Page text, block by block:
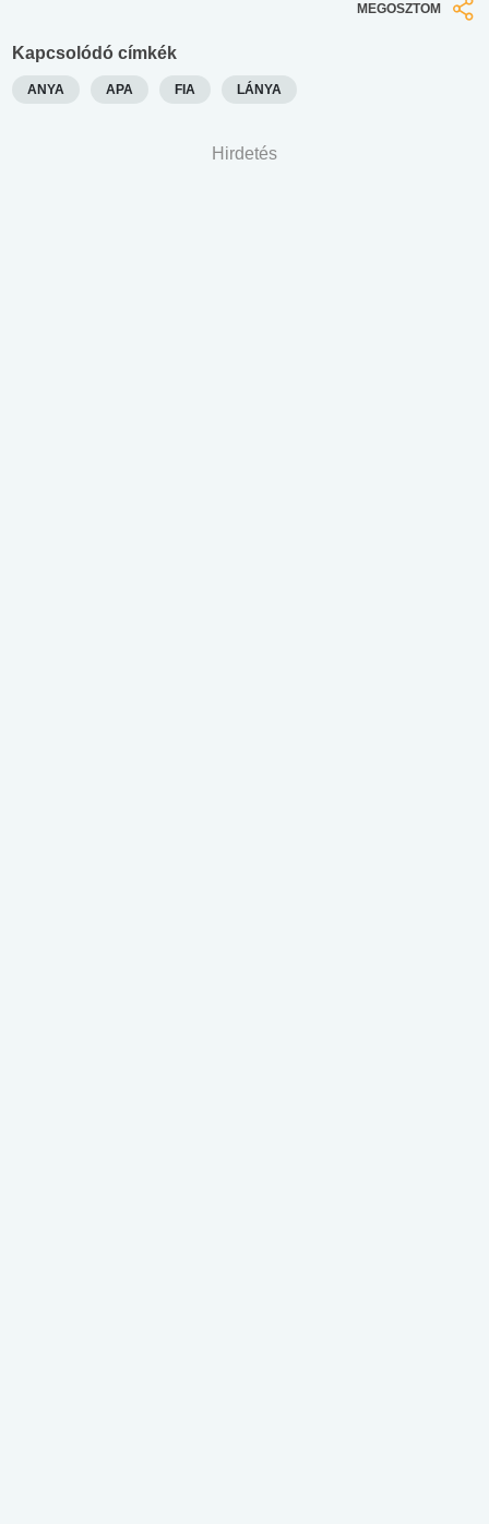
MEGOSZTOM
Kapcsolódó címkék
ANYA APA FIA LÁNYA
Hirdetés